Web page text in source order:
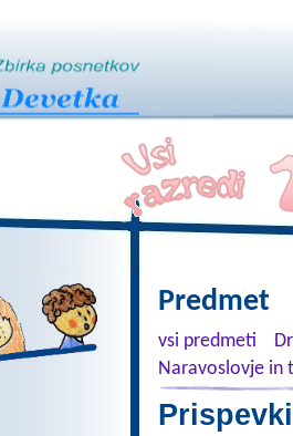
Predmet
vsi predmeti
Naravoslovje in